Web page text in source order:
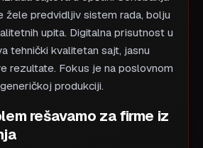
žele predvidljiv sistem rada, bolju
upita. Digitalna prisutnost u
tehnički kvalitetan sajt, jasnu
rezultate. Fokus je na poslovnom
produkciji.
rešavamo za firme iz